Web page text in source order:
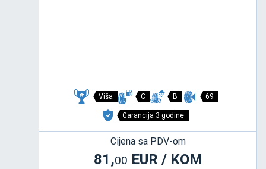
Viša C B 69
Garancija 3 godine
Cijena sa PDV-om
81,00 EUR / KOM